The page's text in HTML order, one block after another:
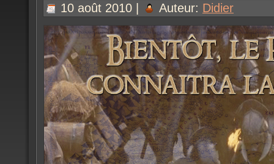
10 août 2010 | Auteur: Didier